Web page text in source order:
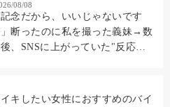
08/08
記念だから、いいじゃないです
断ったのに私を撮った義妹→数
後、SNSに上がっていた"反応
キしたい女性におすすめのバイ